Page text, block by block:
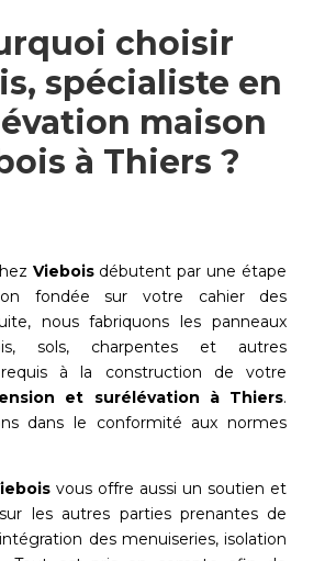
choisir
spécialiste en
maison
à Thiers ?
Vieboisdébutent par une étape
fondée sur votre cahier des
nous fabriquons les panneaux
sols, charpentes et autres
requis à la construction de votre
et surélévation à Thiers.
dans le conformité aux normes
vous offre aussi un soutien et
les autres parties prenantes de
des menuiseries, isolation